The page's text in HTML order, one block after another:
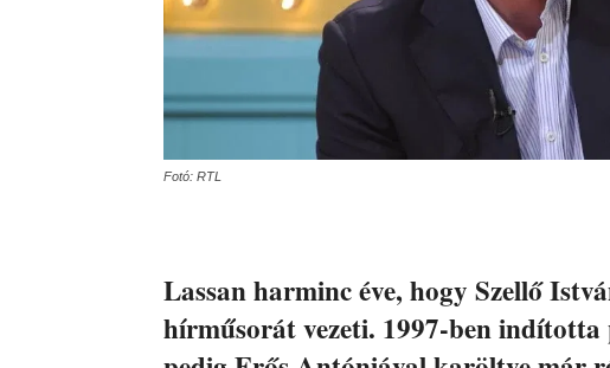
Fotó: RTL
Lassan harminc éve, hogy Szellő
hírműsorát vezeti. 1997-ben